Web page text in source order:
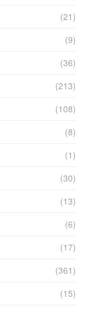
(21)
(9)
(36)
(213)
(108)
(8)
(1)
(30)
(13)
(6)
(17)
(361)
(15)